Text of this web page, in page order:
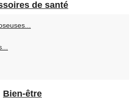
de santé
Bien-être